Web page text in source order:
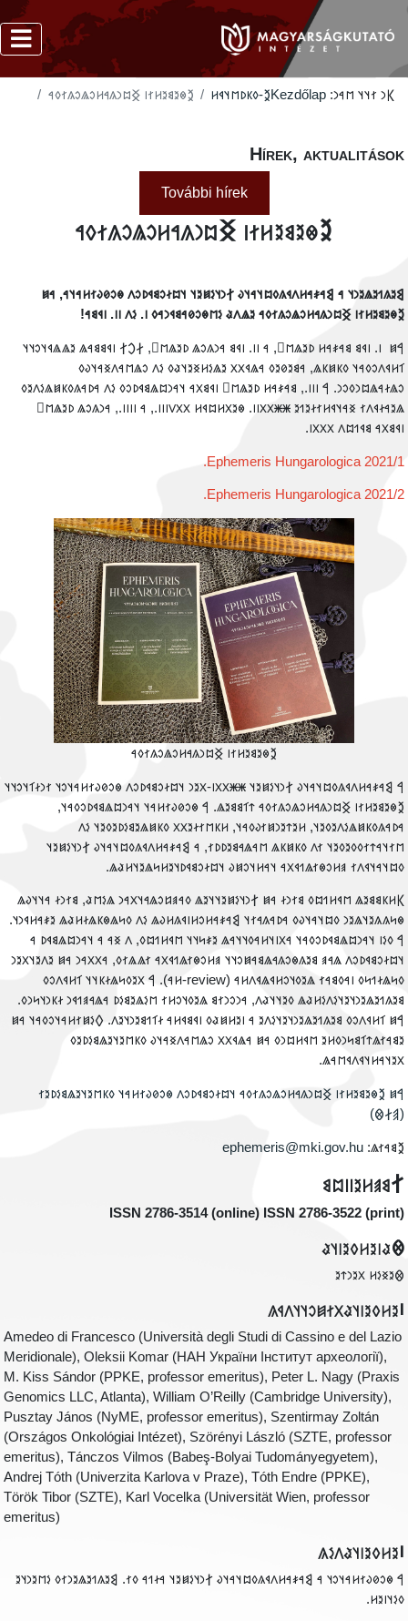
𐲞𐳙 𐳐𐳦𐳦 𐳮𐳀𐳙:
Kezdőlap
‮𐲉-𐳓𐳞𐳚𐳮𐳦𐳁𐳢
‮𐲉𐳌𐳉𐳘𐳉𐳢𐳐𐳥 𐲏𐳪𐳙𐳍𐳀𐳢𐳛𐳖𐳛𐳍𐳐𐳓𐳀
Hírek,
További hírek
‮𐲉𐳌𐳉𐳘𐳉𐳢𐳐𐳥 𐲏𐳪𐳙𐳍𐳀𐳢𐳛𐳖𐳛𐳍𐳐𐳓𐳀
𐲘𐳉𐳍𐳒𐳉𐳖𐳉𐳙𐳦 𐳀 𐲘𐳀𐳎𐳀𐳢𐳤𐳁𐳍𐳓𐳪𐳦𐳀𐳦𐳜 𐲐𐳙𐳦𐳋𐳯𐳉𐳦 𐳦𐳪𐳇𐳛𐳘𐳁𐳚𐳛𐳤 𐳌𐳛𐳗𐳜𐳐𐳢𐳀𐳦𐳀,
𐲉𐳌𐳉𐳘𐳉𐳢𐳐𐳥 𐲏𐳪𐳙𐳍𐳀𐳢𐳛𐳖𐳛𐳍𐳐𐳓𐳀 𐳉𐳖𐳤𐳟 𐳋𐳮𐳌𐳛𐳗𐳀𐳘𐳁𐳙𐳀𐳓 𐳺. 𐳋𐳤 𐳺𐳺.
𐲀𐳯 𐳺. 𐳥𐳁𐳘 𐳘𐳀𐳎𐳀𐳢 𐳚𐳉𐳖𐳮𐳹, 𐳀 𐳺𐳺. 𐳥𐳁𐳘 𐳀𐳙𐳍𐳛𐳖 𐳚𐳉𐳖𐳮𐳹, 𐲇𐲛𐲐 𐳥𐳁𐳘𐳘𐳀𐳖
𐳑𐳢𐳁𐳤𐳛𐳓𐳀𐳦 𐳓𐳞𐳯𐳞𐳖, 𐳀𐳘𐳉𐳗𐳉𐳓 𐳀𐳖𐳁𐳂𐳂 𐳉𐳖𐳋𐳢𐳏𐳉𐳦𐳟𐳓 𐳋𐳤
𐳛𐳖𐳇𐳀𐳖𐳪𐳙𐳓𐳛𐳙. 𐲀 𐳺𐳺𐳺., 𐳘𐳀𐳎𐳀𐳢 𐳚𐳉𐳖𐳮𐳹 𐳥𐳁𐳘𐳂𐳀 𐳦𐳀𐳙𐳪𐳖𐳘𐳁𐳚𐳛𐳓 𐳋𐳤
𐳖𐳉𐳀𐳇𐳁𐳤𐳐 𐳏𐳀𐳦𐳁𐳢𐳐𐳇𐳉𐳒𐳉 𐳿𐳿𐳼𐳼𐳺𐳺. 𐳌𐳉𐳂𐳢𐳪𐳁𐳢 𐳼𐳼𐳻𐳺𐳺𐳺., 𐳀 𐳺𐳺𐳺𐳺., 𐳀𐳙𐳍𐳛𐳖
𐳥𐳁𐳘𐳂𐳀 𐳘𐳁𐳒𐳪𐳤
Ephemeris Hungarologica 2021/
Ephemeris Hungarologica 2021/
‮𐲉𐳌𐳉𐳘𐳉𐳢𐳐𐳥 𐲏𐳪𐳙𐳍𐳀𐳢𐳛𐳖𐳛𐳍𐳐𐳓𐳀
‮𐲀 𐲘𐳀𐳎𐳀𐳢𐳤𐳁𐳍𐳓𐳪𐳦𐳀𐳦𐳜 𐲐𐳙𐳦𐳋𐳯𐳉𐳦 𐳿𐳿𐳼𐳼𐳺-𐳂𐳉𐳙 𐳦𐳪𐳇𐳛𐳘𐳁𐳚𐳛𐳤 𐳌𐳛𐳗𐳜𐳐𐳢𐳀𐳦𐳛𐳦
𐲉𐳌𐳉𐳘𐳉𐳢𐳐𐳥 𐲏𐳪𐳙𐳍𐳀𐳢𐳛𐳖𐳛𐳍𐳐𐳓𐳀 𐳄𐳑𐳘𐳘𐳉𐳖. 𐲀 𐳌𐳛𐳗𐳜𐳐𐳢𐳀𐳦
𐳀𐳚𐳀𐳍𐳓𐳞𐳯𐳖𐳋𐳤𐳉𐳓𐳉𐳦, 𐳢𐳉𐳄𐳉𐳙𐳯𐳐𐳜𐳓𐳀𐳦, 𐳢𐳞𐳮𐳐𐳇𐳉𐳂𐳂 𐳓𐳞𐳯𐳖𐳉𐳘𐳋𐳚𐳉𐳓𐳉𐳦
𐳮𐳐𐳦𐳀𐳄𐳐𐳓𐳓𐳉𐳓𐳉𐳦 𐳐𐳤 𐳓𐳞𐳯𐳞𐳖 𐳮𐳀𐳖𐳀𐳘𐳉𐳚𐳚𐳐, 𐳀 𐲘𐳀𐳎𐳀𐳢𐳤𐳁𐳍𐳓𐳪𐳦𐳀𐳦𐳜
𐳓𐳪𐳦𐳀𐳦𐳁𐳤𐳐 𐳠𐳢𐳛𐳌𐳐𐳖𐳒𐳁𐳂𐳀 𐳦𐳀𐳢𐳦𐳛𐳯𐳜
‮𐲞𐳢𐳞𐳘𐳘𐳉𐳖 𐳮𐳁𐳢𐳒𐳪𐳓 𐳘𐳐𐳙𐳇 𐳀𐳯 𐲐𐳙𐳦𐳋𐳯𐳉𐳦𐳦𐳉𐳖 𐳓𐳀𐳠𐳆𐳛𐳖𐳀𐳦𐳂𐳀𐳙 𐳖𐳋𐳮𐳟, 𐳘𐳐𐳙𐳇
𐳌𐳭𐳍𐳍𐳉𐳦𐳖𐳉𐳙 𐳓𐳪𐳦𐳀𐳦𐳜𐳓 𐳀𐳚𐳀𐳍𐳀𐳐𐳦 𐲘𐳀𐳎𐳀𐳢𐳛𐳢𐳥𐳁𐳍𐳢𐳜𐳖 𐳋𐳤 𐳓𐳭𐳖𐳌𐳞𐳖𐳇𐳢𐳟𐳖
𐲀 𐳓𐳋𐳥 𐳦𐳀𐳙𐳪𐳖𐳘𐳁𐳚𐳛𐳓𐳀𐳦 𐳀𐳂𐳥𐳦𐳢𐳀𐳓𐳦𐳦𐳀𐳖 𐳉𐳎𐳭𐳦𐳦 𐳮𐳁𐳢𐳒𐳪𐳓, 𐳤 𐳏𐳀 𐳀 𐳦𐳀𐳙𐳪𐳖𐳘𐳁𐳚
𐳦𐳪𐳇𐳛𐳘𐳁𐳚𐳛𐳤 𐳖𐳀𐳠 𐳘𐳉𐳍𐳌𐳛𐳍𐳀𐳖𐳘𐳀𐳯𐳛𐳦𐳦 𐳠𐳢𐳛𐳌𐳐𐳖𐳒𐳁𐳂𐳀 𐳐𐳖𐳖𐳐𐳓, 𐳀𐳂𐳂𐳀𐳙 𐳀𐳯
𐳓𐳭𐳖𐳇𐳒𐳭𐳓 𐳥𐳀𐳓𐳘𐳀𐳐 𐳖𐳉𐳓𐳦𐳛𐳢𐳁𐳖𐳁𐳤𐳢𐳀
review
-𐳢𐳀). 𐲀 𐳂𐳉𐳓𐳭𐳖𐳇𐳞𐳦𐳦 𐳑𐳢𐳁𐳤𐳛𐳓
𐳘𐳉𐳍𐳒𐳉𐳖𐳉𐳙𐳦𐳉𐳦𐳋𐳤𐳋𐳢𐳟𐳖 𐳓𐳉𐳦𐳦𐳟𐳤, 𐳀𐳙𐳛𐳙𐳐𐳘 𐳖𐳉𐳓𐳦𐳛𐳢𐳐 𐳮𐳋𐳖𐳉𐳘𐳋𐳚 𐳀𐳖𐳀𐳠𐳒𐳁𐳙
𐲀𐳯 𐳑𐳢𐳁𐳤𐳛𐳓 𐳘𐳉𐳍𐳒𐳉𐳖𐳉𐳙𐳦𐳉𐳦𐳋𐳤𐳉 𐳀 𐳥𐳉𐳢𐳯𐳟𐳓 𐳥𐳁𐳘𐳁𐳢𐳀 𐳇𐳑𐳒𐳘𐳉𐳙𐳦𐳉𐳤. 𐲓𐳋𐳯𐳐𐳢𐳀𐳦𐳛𐳓𐳀𐳦
𐳉𐳘𐳀𐳐𐳖𐳄𐳑𐳘𐳭𐳙𐳓𐳢𐳉 𐳮𐳁𐳢𐳪𐳙𐳓 𐳀𐳯 𐳀𐳖𐳁𐳂𐳂 𐳛𐳖𐳮𐳀𐳤𐳏𐳀𐳦𐳜
‮𐲀𐳯 𐲉𐳌𐳉𐳘𐳉𐳢𐳐𐳥 𐲏𐳪𐳙𐳍𐳀𐳢𐳛𐳖𐳛𐳍𐳐𐳓𐳀 𐳦𐳪𐳇𐳛𐳘𐳁𐳚𐳛𐳤 𐳌𐳛𐳗𐳜𐳐𐳢𐳀𐳦
ephemeris@mki.gov.hu
‮
ISSN 2786-3514 (online) ISSN 2786-3522
‮𐲌𐳉𐳏𐳋𐳢
Amedeo di Francesco (Università degli Studi di Cassino e del Lazio
Meridionale), Oleksii Komar (НАН України Інститут археології),
M. Kiss Sándor (PPKE, professor emeritus), Peter L. Nagy (Praxis
Genomics LLC, Atlanta), William O’Reilly (Cambridge University),
Pusztay János (NyME, professor emeritus), Szentirmay Zoltán
(Országos Onkológiai Intézet), Szörényi László (SZTE, professor
emeritus), Tánczos Vilmos (Babeş-Bolyai Tudományegyetem),
Andrej Tóth (Univerzita Karlova v Praze), Tóth Endre (PPKE),
Török Tibor (SZTE), Karl Vocelka (Universität Wien, professor
emeritus)
‮𐲀 𐳌𐳛𐳗𐳜𐳐𐳢𐳀𐳦𐳛𐳦 𐳀 𐲘𐳀𐳎𐳀𐳢𐳤𐳁𐳍𐳓𐳪𐳦𐳀𐳦𐳜 𐲐𐳙𐳦𐳋𐳯𐳉𐳦 𐳀𐳇𐳒𐳀 𐳓𐳐. 𐲘𐳉𐳍𐳒𐳉𐳖𐳉𐳙𐳐𐳓